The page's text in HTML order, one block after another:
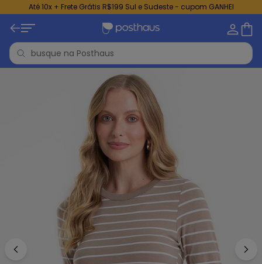
Até 10x + Frete Grátis R$199 Sul e Sudeste - cupom GANHEI